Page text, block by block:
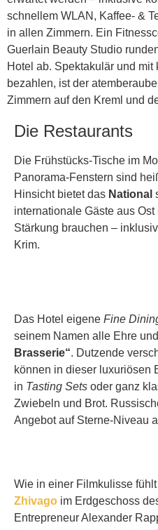
schnellem WLAN, Kaffee- &
in allen Zimmern. Ein
Guerlain Beauty Studio
Hotel ab. Spektakulär und mit
bezahlen, ist der
Zimmern auf den Kreml und
Die Restaurants
Die Frühstücks-Tische im
Panorama-Fenstern sind
Hinsicht bietet das National
internationale Gäste aus
Stärkung brauchen –
Krim.
Das Hotel eigene Fine
seinem Namen alle Ehre
Brasserie“. Dutzende
können in dieser luxuriösen
in Tasting Sets oder ganz
Zwiebeln und Brot.
Angebot auf Sterne-Niveau
Wie in einer Filmkulisse
Zhivago im Erdgeschoss
Entrepreneur Alexander